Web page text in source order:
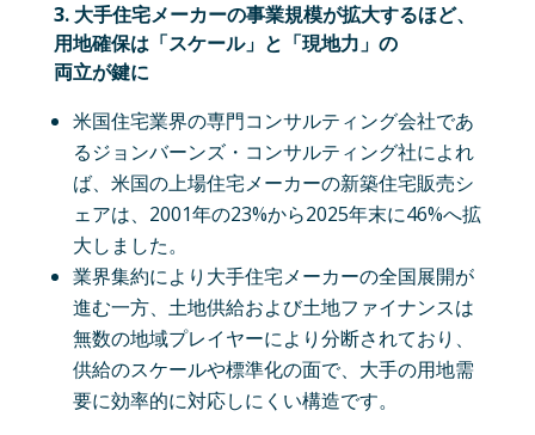
3. 大手住宅メーカーの事業規模が拡大するほど、
用地確保は「スケール」と「現地力」の
両立が鍵に
米国住宅業界の専門コンサルティング会社であ
るジョンバーンズ・コンサルティング社によれ
ば、米国の上場住宅メーカーの新築住宅販売シ
ェアは、2001年の23%から2025年末に46%へ拡
大しました。
業界集約により大手住宅メーカーの全国展開が
進む一方、土地供給および土地ファイナンスは
無数の地域プレイヤーにより分断されており、
供給のスケールや標準化の面で、大手の用地需
要に効率的に対応しにくい構造です。